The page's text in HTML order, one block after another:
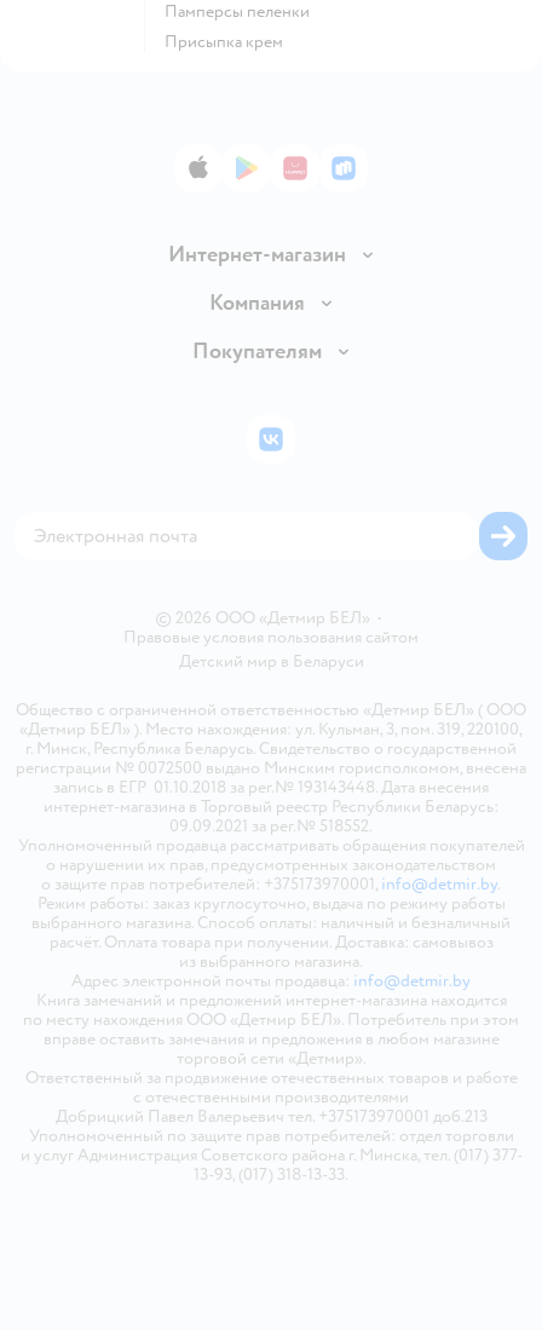
памперсы пеленки
присыпка крем
App StoreGoogle Play
AppGallery
RuStore
Интернет-магазин
Доставка и оплата
Правила продажи
Политика использования файлов cookie
Компания
Вакансии
Покупателям
Бонусные карты
© 2026 ООО «Детмир БЕЛ» •
Правовые условия пользования сайтом
Детский мир в Беларуси
Общество с ограниченной ответственностью «Детмир БЕЛ» ( ООО
«Детмир БЕЛ» ). Место нахождения: ул. Кульман, 3, пом. 319, 220100,
г. Минск, Республика Беларусь. Свидетельство о государственной
регистрации № 0072500 выдано Минским горисполкомом, внесена
запись в ЕГР 01.10.2018 за рег.№ 193143448. Дата внесения
интернет-магазина в Торговый реестр Республики Беларусь:
09.09.2021 за рег.№ 518552.
Уполномоченный продавца рассматривать обращения покупателей
о нарушении их прав, предусмотренных законодательством
о защите прав потребителей: +375173970001, info@detmir.by.
Режим работы: заказ круглосуточно, выдача по режиму работы
выбранного магазина. Способ оплаты: наличный и безналичный
расчёт. Оплата товара при получении. Доставка: самовывоз
из выбранного магазина.
Адрес электронной почты продавца: info@detmir.by
Книга замечаний и предложений интернет-магазина находится
по месту нахождения ООО «Детмир БЕЛ». Потребитель при этом
вправе оставить замечания и предложения в любом магазине
торговой сети «Детмир».
Ответственный за продвижение отечественных товаров и работе
с отечественными производителями
Добрицкий Павел Валерьевич тел. +375173970001 доб.213
Уполномоченный по защите прав потребителей: отдел торговли
и услуг Администрация Советского района г. Минска, тел. (017) 377-
13-93, (017) 318-13-33.
ВКонтакте